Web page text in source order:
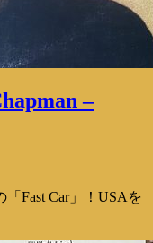
–
Fast Car」！USAを